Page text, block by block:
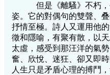
但是《離騷》不朽，
姿。它的對偶句的雙聲、
抒情至極。詩人又運用他
徵和隱喻，有聚有散，以
太虛，感受到那汪洋的氣
奮、欣悅、迷狂、卻又即
人生只是矛盾心理的搏鬥